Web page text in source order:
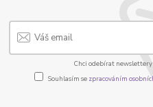
Chci odebírat
Souhlasím se zpracováním